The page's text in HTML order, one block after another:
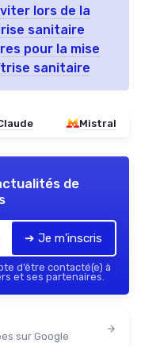
lors de la
sanitaire
pour la mise
sanitaire
Mistral
de
➔ Je m'inscris
d’être contacté(e) à
et ses partenaires.
sur Google